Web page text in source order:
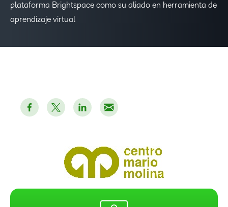
plataforma Brightspace como su aliado en herramienta de
aprendizaje virtual